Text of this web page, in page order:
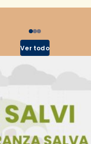
Ver todo